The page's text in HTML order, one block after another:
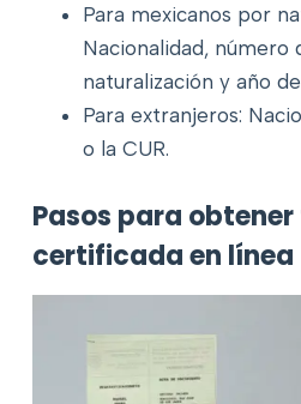
Para mexicanos por
Nacionalidad, número
naturalización y año
Para extranjeros:
o la CUR.
Pasos para obtener
certificada en línea